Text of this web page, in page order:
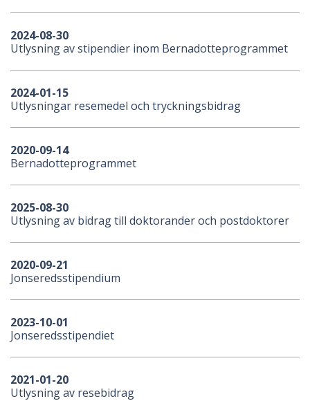
2024-08-30
Utlysning av stipendier inom Bernadotteprogrammet
2024-01-15
Utlysningar resemedel och tryckningsbidrag
2020-09-14
Bernadotteprogrammet
2025-08-30
Utlysning av bidrag till doktorander och postdoktorer
2020-09-21
Jonseredsstipendium
2023-10-01
Jonseredsstipendiet
2021-01-20
Utlysning av resebidrag